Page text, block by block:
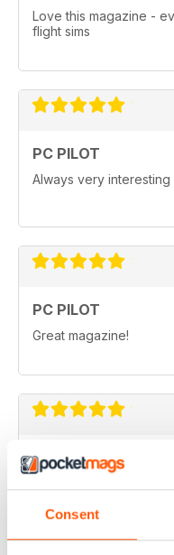
Consent
Love this magazine -
flight sims
PC PILOT
Always very interesting
PC PILOT
Great magazine!
PC PILOT